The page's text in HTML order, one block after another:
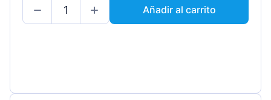
Añadir al carrito